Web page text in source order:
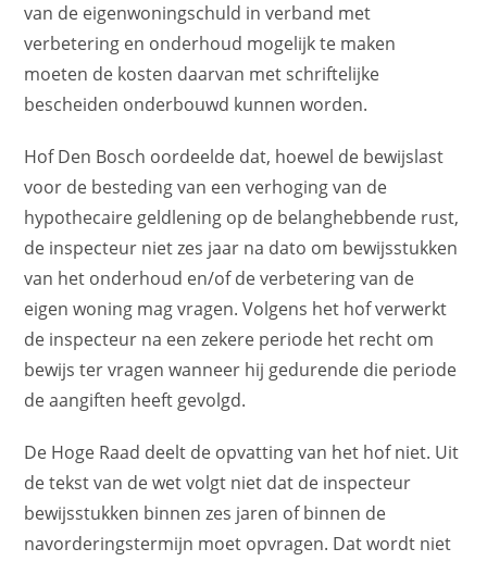
van de eigenwoningschuld in verband met
verbetering en onderhoud mogelijk te maken
moeten de kosten daarvan met schriftelijke
bescheiden onderbouwd kunnen worden.
Hof Den Bosch oordeelde dat, hoewel de bewijslast
voor de besteding van een verhoging van de
hypothecaire geldlening op de belanghebbende rust,
de inspecteur niet zes jaar na dato om bewijsstukken
van het onderhoud en/of de verbetering van de
eigen woning mag vragen. Volgens het hof verwerkt
de inspecteur na een zekere periode het recht om
bewijs ter vragen wanneer hij gedurende die periode
de aangiften heeft gevolgd.
De Hoge Raad deelt de opvatting van het hof niet. Uit
de tekst van de wet volgt niet dat de inspecteur
bewijsstukken binnen zes jaren of binnen de
navorderingstermijn moet opvragen. Dat wordt niet